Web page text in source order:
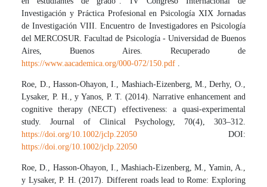
Investigación y Práctica Profesional en Psicología XIX Jornadas
de Investigación VIII. Encuentro de Investigadores en Psicología
del MERCOSUR. Facultad de Psicología - Universidad de Buenos
Aires, Buenos Aires. Recuperado de
https://www.aacademica.org/000-072/150.pdf .
Roe, D., Hasson-Ohayon, I., Mashiach-Eizenberg, M., Derhy, O.,
Lysaker, P. H., y Yanos, P. T. (2014). Narrative enhancement and
cognitive therapy (NECT) effectiveness: a quasi-experimental
study. Journal of Clinical Psychology, 70(4), 303–312.
https://doi.org/10.1002/jclp.22050 DOI:
https://doi.org/10.1002/jclp.22050
Roe, D., Hasson-Ohayon, I., Mashiach-Eizenberg, M., Yamin, A.,
y Lysaker, P. H. (2017). Different roads lead to Rome: Exploring